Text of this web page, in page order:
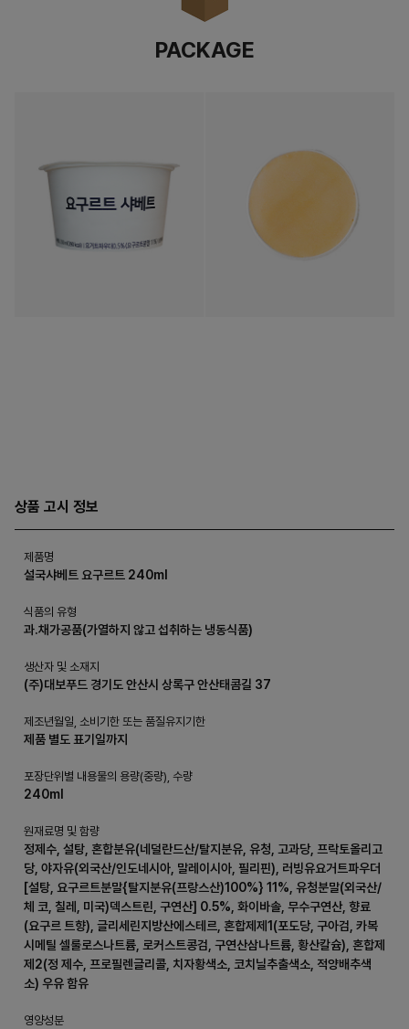
PACKAGE
상품 고시 정보
제품명
설국샤베트 요구르트 240ml
식품의 유형
과.채가공품(가열하지 않고 섭취하는 냉동식품)
생산자 및 소재지
(주)대보푸드 경기도 안산시 상록구 안산태콤길 37
제조년월일, 소비기한 또는 품질유지기한
제품 별도 표기일까지
포장단위별 내용물의 용량(중량), 수량
240ml
원재료명 및 함량
정제수, 설탕, 혼합분유(네덜란드산/탈지분유, 유청, 고과당, 프락토올리고
당, 야자유(외국산/인도네시아, 말레이시아, 필리핀), 러빙유요거트파우더
[설탕, 요구르트분말{탈지분유(프랑스산)100%} 11%, 유청분말(외국산/
체 코, 칠레, 미국)덱스트린, 구연산] 0.5%, 화이바솔, 무수구연산, 향료
(요구르 트향), 글리세린지방산에스테르, 혼합제제1(포도당, 구아검, 카복
시메틸 셀룰로스나트륨, 로커스트콩검, 구연산삼나트륨, 황산칼슘), 혼합제
제2(정 제수, 프로필렌글리콜, 치자황색소, 코치닐추출색소, 적양배추색
소) 우유 함유
영양성분